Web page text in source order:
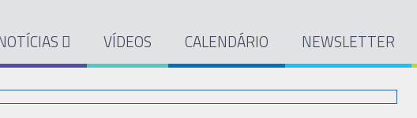
VÍDEOS CALENDÁRIO NEWSLETTER